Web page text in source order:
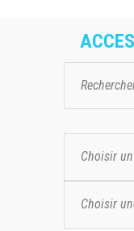
Choisir
Choisir